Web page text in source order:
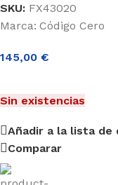
SKU: FX43020
Marca: Código Cero
145,00 €
Sin existencias
Añadir a la lista de
Comparar